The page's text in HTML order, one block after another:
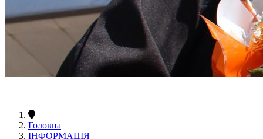
Головна
ІНФОРМАЦІЯ